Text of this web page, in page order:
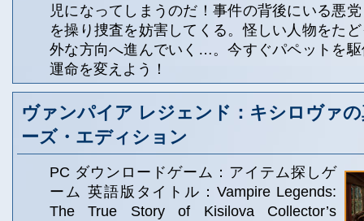
児になってしまうのだ！事件の背後にいる悪
を操り捜査を妨害してくる。怪しい人物をた
外な方向へ進んでいく…。今すぐパペットを
運命を変えよう！
ヴァンパイア レジェンド：キシロヴァ
ーズ・エディション
PC ダウンロードゲーム：アイテム探しゲ
ーム 英語版タイトル：Vampire Legends:
The True Story of Kisilova Collector’s